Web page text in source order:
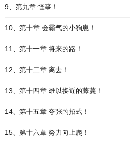
9、第九章 怪事！
10、第十章 会霸气的小狗崽！
11、第十一章 将来的路！
12、第十二章 离去！
13、第十四章 难以接近的藤蔓！
14、第十五章 夸张的招式！
15、第十六章 努力向上爬！